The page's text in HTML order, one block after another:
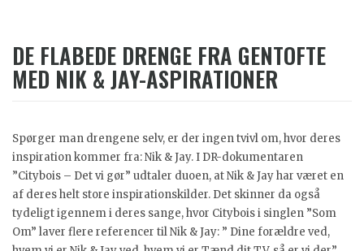
DE FLABEDE DRENGE FRA GENTOFTE
MED NIK & JAY-ASPIRATIONER
Spørger man drengene selv, er der ingen tvivl om, hvor deres
inspiration kommer fra: Nik & Jay. I DR-dokumentaren
”Citybois – Det vi gør” udtaler duoen, at Nik & Jay har været en
af deres helt store inspirationskilder. Det skinner da også
tydeligt igennem i deres sange, hvor Citybois i singlen ”Som
Om” laver flere referencer til Nik & Jay: ” Dine forældre ved,